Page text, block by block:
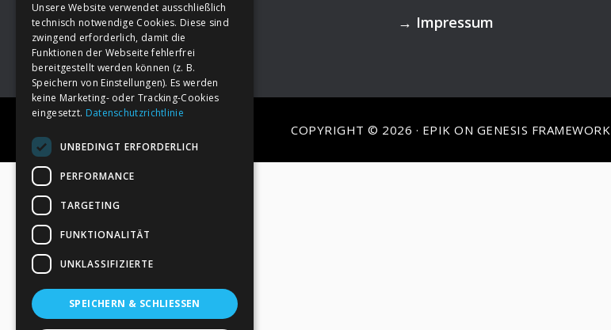
Footer →Deine Spende → Impressum
COPYRIGHT © 2026 · EPIK ON GENESIS FRAMEWORK
Unsere Website verwendet ausschließlich
technisch notwendige Cookies. Diese sind
zwingend erforderlich, damit die
Funktionen der Webseite fehlerfrei
bereitgestellt werden können (z. B.
Speichern von Einstellungen). Es werden
keine Marketing- oder Tracking-Cookies
eingesetzt. Datenschutzrichtlinie
UNBEDINGT ERFORDERLICH
PERFORMANCE
TARGETING
FUNKTIONALITÄT
UNKLASSIFIZIERTE
SPEICHERN & SCHLIESSEN